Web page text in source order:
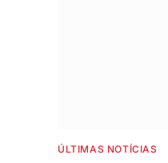
ÚLTIMAS NOTÍCIAS